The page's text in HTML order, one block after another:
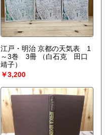
江戸・明治 京都の天気表 1
～3巻 3冊
（白石克 田口
靖子）
￥3,200